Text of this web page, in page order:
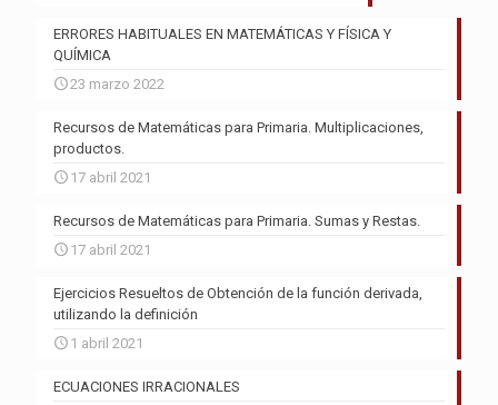
ERRORES HABITUALES EN MATEMÁTICAS Y FÍSICA Y
QUÍMICA
23 marzo 2022
Recursos de Matemáticas para Primaria. Multiplicaciones,
productos.
17 abril 2021
Recursos de Matemáticas para Primaria. Sumas y Restas.
17 abril 2021
Ejercicios Resueltos de Obtención de la función derivada,
utilizando la definición
1 abril 2021
ECUACIONES IRRACIONALES